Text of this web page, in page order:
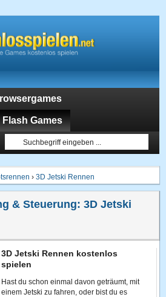
Flash Games
›3D Jetski Rennen
& Steuerung:3D Jetski
3D Jetski Rennen kostenlos
spielen
Hast du schon einmal davon geträumt, mit
einem Jetski zu fahren, oder bist du es